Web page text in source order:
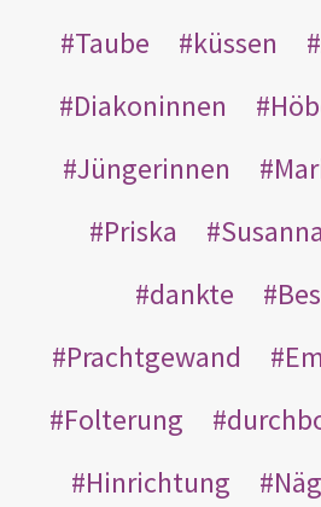
Taube
küssen
Diakoninnen
Jüngerinnen
Priska
Susanna
dankte
Prachtgewand
Folterung
Hinrichtung